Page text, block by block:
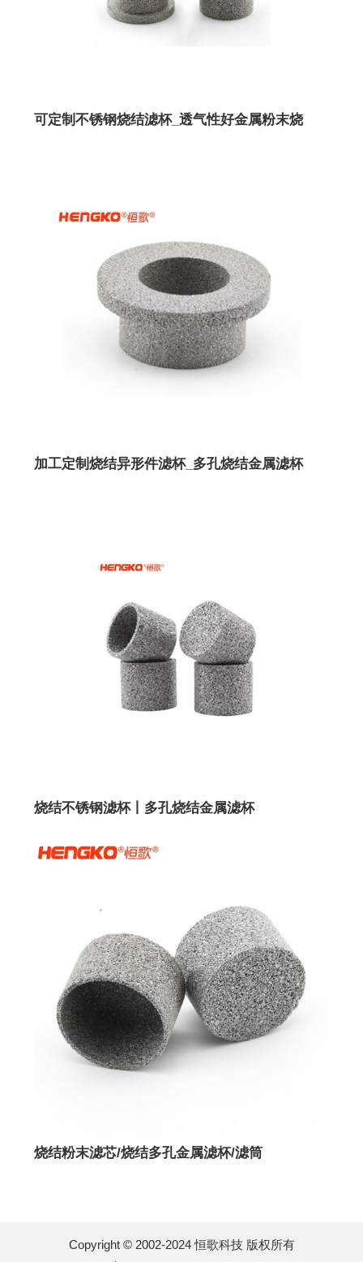
可定制不锈钢烧结滤杯_透气性好金属粉末烧
加工定制烧结异形件滤杯_多孔烧结金属滤杯
烧结不锈钢滤杯丨多孔烧结金属滤杯
烧结粉末滤芯/烧结多孔金属滤杯/滤筒
Copyright © 2002-2024 恒歌科技 版权所有